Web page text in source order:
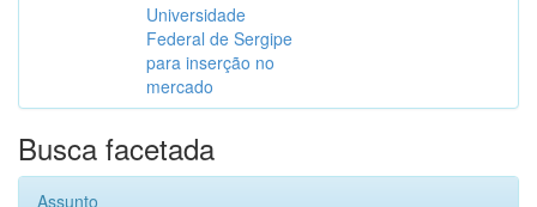
Universidade
Federal de Sergipe
para inserção no
mercado
Busca facetada
Assunto